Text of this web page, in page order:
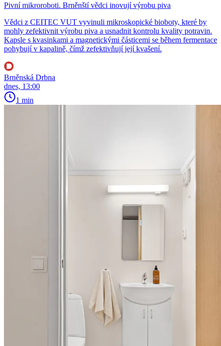
Pivní mikroroboti. Brněnští vědci inovují výrobu piva
Vědci z CEITEC VUT vyvinuli mikroskopické bioboty, které by
mohly zefektivnit výrobu piva a usnadnit kontrolu kvality potravin.
Kapsle s kvasinkami a magnetickými částicemi se během fermentace
pohybují v kapalině, čímž zefektivňují její kvašení.
Brněnská Drbna
dnes, 13:00
1 min